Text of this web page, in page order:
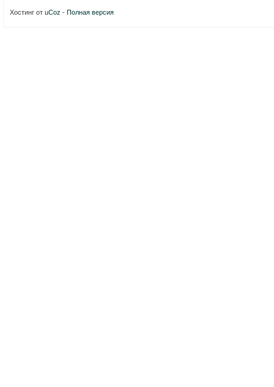
Хостинг от uCoz - Полная версия